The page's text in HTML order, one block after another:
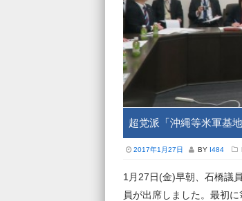
超党派「沖縄等米軍基
2017年1月27日 BY I484
1月27日(金)早朝、石橋議
員が出席しました。最初